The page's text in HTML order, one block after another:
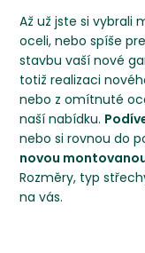
Až už jste si vybrali
oceli, nebo spíše
stavbu vaší nové
totiž realizaci
nebo z omítnuté
naší nabídku.
nebo si rovnou do
novou
Rozměry, typ
na vás.